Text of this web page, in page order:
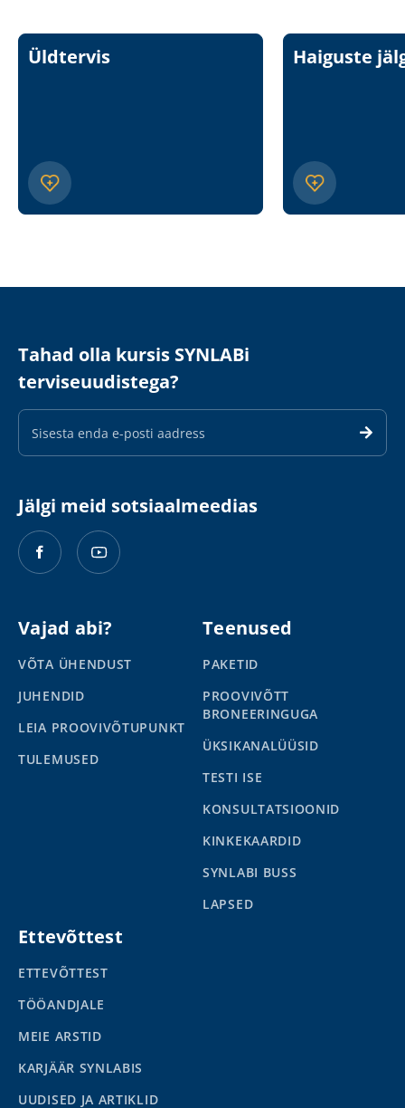
Üldtervis Haiguste
Tahad olla kursis SYNLABi
terviseuudistega?
E-
maili
aadress
Jälgi meid sotsiaalmeedias
Vajad abi?
VÕTA ÜHENDUST
JUHENDID
LEIA PROOVIVÕTUPUNKT
TULEMUSED
Teenused
PAKETID
PROOVIVÕTT
BRONEERINGUGA
ÜKSIKANALÜÜSID
TESTI ISE
KONSULTATSIOONID
KINKEKAARDID
SYNLABI BUSS
LAPSED
Ettevõttest
ETTEVÕTTEST
TÖÖANDJALE
MEIE ARSTID
KARJÄÄR SYNLABIS
UUDISED JA ARTIKLID